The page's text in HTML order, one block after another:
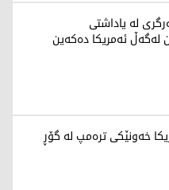
لە یاداشتی
لەگەڵ ئەمریکا دەکەین
خەونێکی ترەمپ لە گۆڕ